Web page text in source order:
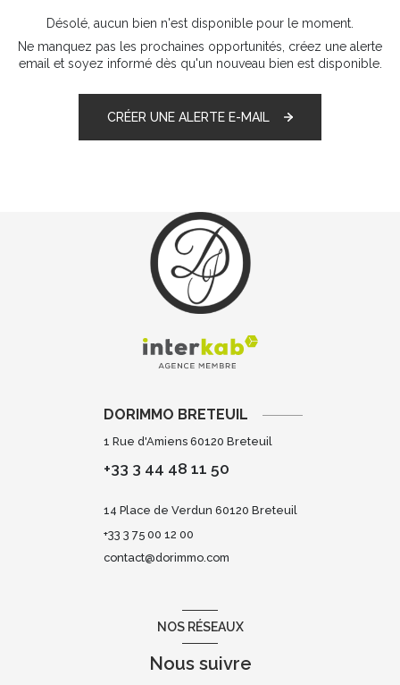
Désolé, aucun bien n'est disponible pour le moment.
Ne manquez pas les prochaines opportunités, créez une alerte
email et soyez informé dès qu'un nouveau bien est disponible.
CRÉER UNE ALERTE E-MAIL
DORIMMO BRETEUIL
1 Rue d'Amiens 60120 Breteuil
+33 3 44 48 11 50
14 Place de Verdun 60120 Breteuil
+33 3 75 00 12 00
contact@dorimmo.com
NOS RÉSEAUX
Nous suivre